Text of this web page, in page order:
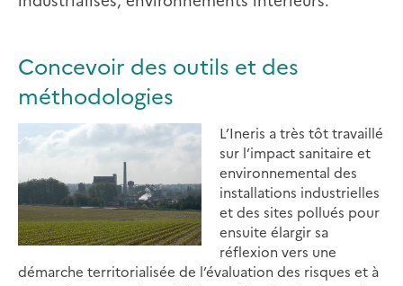
Concevoir des outils et des
méthodologies
L’Ineris a très tôt travaillé
sur l’impact sanitaire et
environnemental des
installations industrielles
et des sites pollués pour
ensuite élargir sa
réflexion vers une
démarche territorialisée de l’évaluation des risques et à